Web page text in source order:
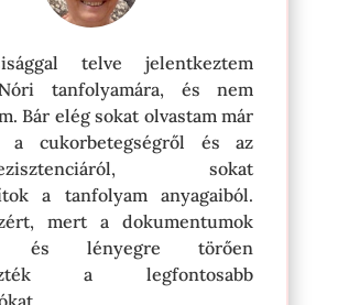
telve jelentkeztem
tanfolyamára, és nem
Bár elég sokat olvastam már
a cukorbetegségről és az
sokat
a tanfolyam anyagaiból.
mert a dokumentumok
és lényegre törően
a legfontosabb